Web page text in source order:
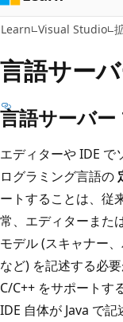
プ
Learn Visual Studio
言語サー
言語サーバ
エディターや IDE で
ログラミング言語の
ートすることは、従
常、エディターまた
モデル (スキャナー
など) を記述する必
C/C++ をサポートす
IDE 自体が Java で